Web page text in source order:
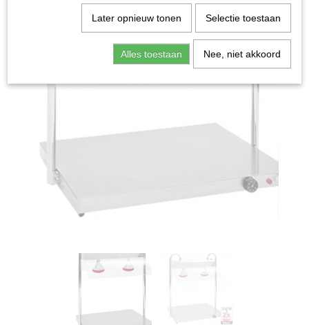
Later opnieuw tonen Selectie toestaan
Alles toestaan Nee, niet akkoord